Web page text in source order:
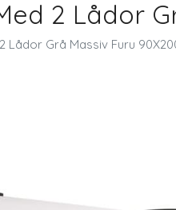
2 Lådor
Lådor Grå Massiv Furu